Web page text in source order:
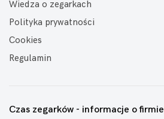
Wiedza o zegarkach
Polityka prywatności
Cookies
Regulamin
Czas zegarków - informacje o firmie